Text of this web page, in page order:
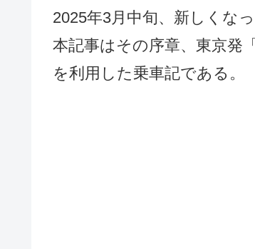
2025年3月中旬、新しくな
本記事はその序章、東京発
を利用した乗車記である。